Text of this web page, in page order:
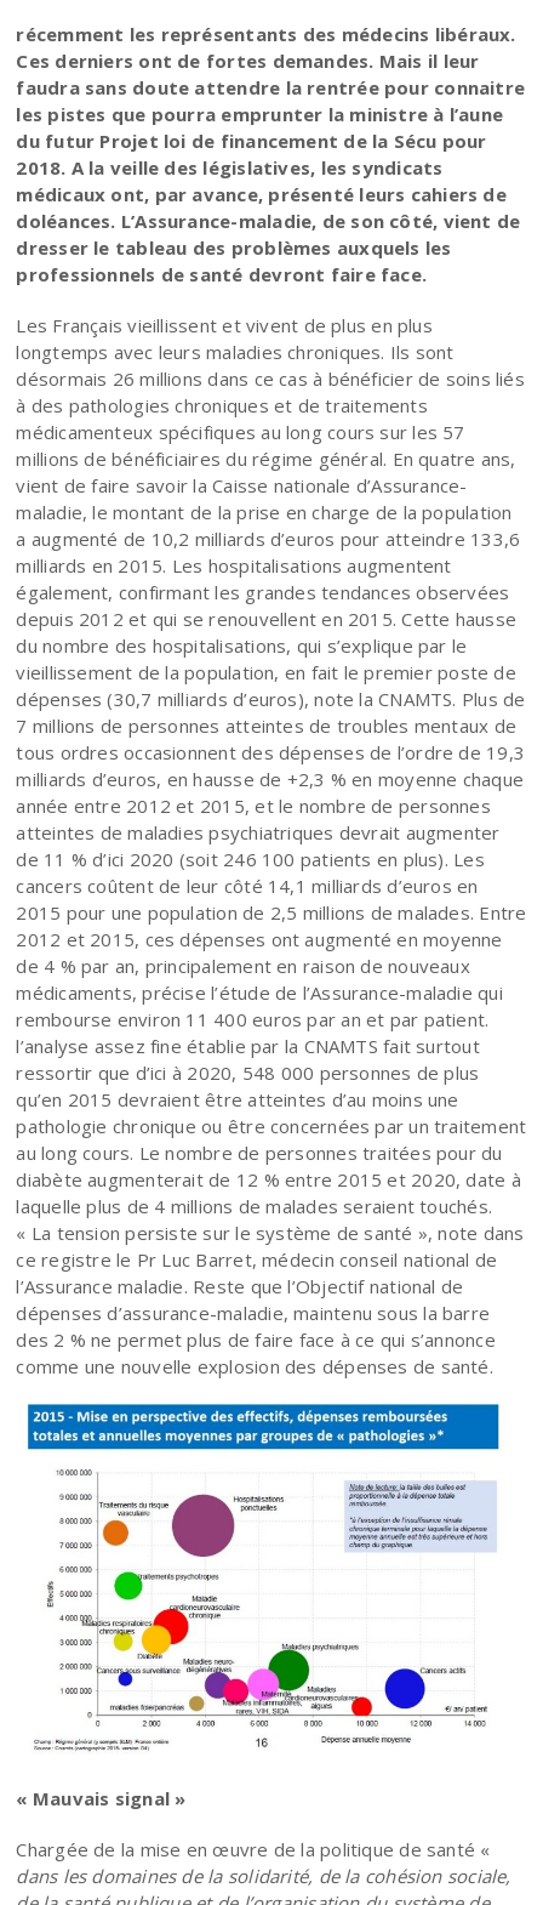
récemment les représentants des médecins libéraux.
Ces derniers ont de fortes demandes. Mais il leur
faudra sans doute attendre la rentrée pour connaitre
les pistes que pourra emprunter la ministre à l’aune
du futur Projet loi de financement de la Sécu pour
2018. A la veille des législatives, les syndicats
médicaux ont, par avance, présenté leurs cahiers de
doléances. L’Assurance-maladie, de son côté, vient de
dresser le tableau des problèmes auxquels les
professionnels de santé devront faire face.
Les Français vieillissent et vivent de plus en plus
longtemps avec leurs maladies chroniques. Ils sont
désormais 26 millions dans ce cas à bénéficier de soins liés
à des pathologies chroniques et de traitements
médicamenteux spécifiques au long cours sur les 57
millions de bénéficiaires du régime général. En quatre ans,
vient de faire savoir la Caisse nationale d’Assurance-
maladie, le montant de la prise en charge de la population
a augmenté de 10,2 milliards d’euros pour atteindre 133,6
milliards en 2015. Les hospitalisations augmentent
également, confirmant les grandes tendances observées
depuis 2012 et qui se renouvellent en 2015. Cette hausse
du nombre des hospitalisations, qui s’explique par le
vieillissement de la population, en fait le premier poste de
dépenses (30,7 milliards d’euros), note la CNAMTS. Plus de
7 millions de personnes atteintes de troubles mentaux de
tous ordres occasionnent des dépenses de l’ordre de 19,3
milliards d’euros, en hausse de +2,3 % en moyenne chaque
année entre 2012 et 2015, et le nombre de personnes
atteintes de maladies psychiatriques devrait augmenter
de 11 % d’ici 2020 (soit 246 100 patients en plus). Les
cancers coûtent de leur côté 14,1 milliards d’euros en
2015 pour une population de 2,5 millions de malades. Entre
2012 et 2015, ces dépenses ont augmenté en moyenne
de 4 % par an, principalement en raison de nouveaux
médicaments, précise l’étude de l’Assurance-maladie qui
rembourse environ 11 400 euros par an et par patient.
l’analyse assez fine établie par la CNAMTS fait surtout
ressortir que d’ici à 2020, 548 000 personnes de plus
qu’en 2015 devraient être atteintes d’au moins une
pathologie chronique ou être concernées par un traitement
au long cours. Le nombre de personnes traitées pour du
diabète augmenterait de 12 % entre 2015 et 2020, date à
laquelle plus de 4 millions de malades seraient touchés.
« La tension persiste sur le système de santé », note dans
ce registre le Pr Luc Barret, médecin conseil national de
l’Assurance maladie. Reste que l’Objectif national de
dépenses d’assurance-maladie, maintenu sous la barre
des 2 % ne permet plus de faire face à ce qui s’annonce
comme une nouvelle explosion des dépenses de santé.
« Mauvais signal »
Chargée de la mise en œuvre de la politique de santé «
dans les domaines de la solidarité, de la cohésion sociale,